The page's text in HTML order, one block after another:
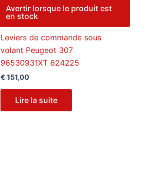
Avertir lorsque le produit est
en stock
Leviers de commande sous
volant Peugeot 307
96530931XT 624225
€ 151,00
Lire la suite